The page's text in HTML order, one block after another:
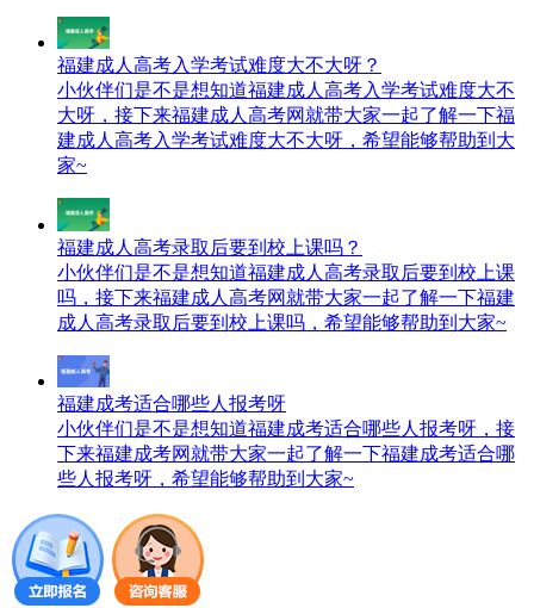
福建成人高考入学考试难度大不大呀？
小伙伴们是不是想知道福建成人高考入学考试难度大不
大呀，接下来福建成人高考网就带大家一起了解一下福
建成人高考入学考试难度大不大呀，希望能够帮助到大
家~
福建成人高考录取后要到校上课吗？
小伙伴们是不是想知道福建成人高考录取后要到校上课
吗，接下来福建成人高考网就带大家一起了解一下福建
成人高考录取后要到校上课吗，希望能够帮助到大家~
福建成考适合哪些人报考呀
小伙伴们是不是想知道福建成考适合哪些人报考呀，接
下来福建成考网就带大家一起了解一下福建成考适合哪
些人报考呀，希望能够帮助到大家~